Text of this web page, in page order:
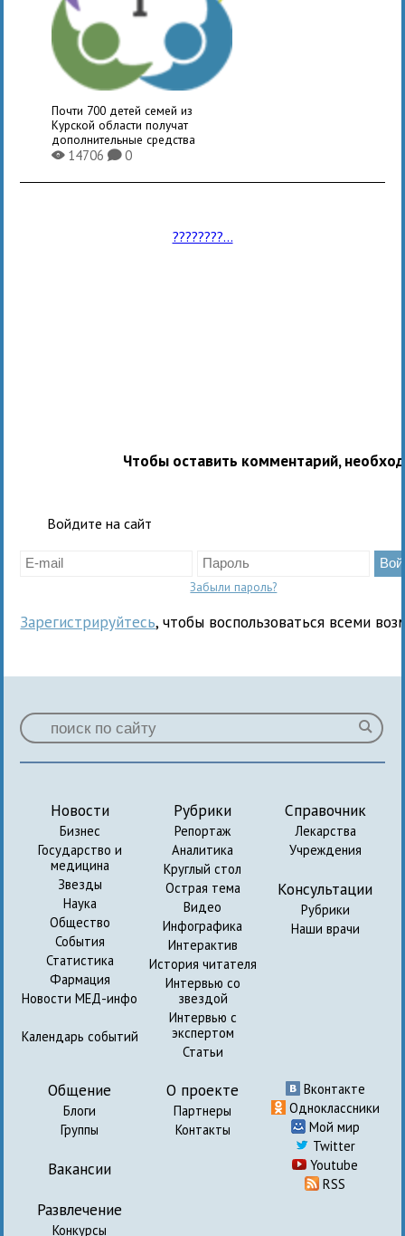
Почти 700 детей семей из
Курской области получат
дополнительные средства
X14706K0
????????...
Чтобы оставить комментарий,
Войдите на сайт
Забыли пароль?
Зарегистрируйтесь, чтобы воспользоваться всеми
Новости
Бизнес
Государство и
медицина
Звезды
Наука
Общество
События
Статистика
Фармация
Новости МЕД-инфо
Календарь событий
Рубрики
Репортаж
Аналитика
Круглый стол
Острая тема
Видео
Инфографика
Интерактив
История читателя
Интервью со
звездой
Интервью с
экспертом
Статьи
Справочник
Лекарства
Учреждения
Консультации
Рубрики
Наши врачи
Общение
Блоги
Группы
Вакансии
Развлечение
Конкурсы
О проекте
Партнеры
Контакты
Вконтакте
Одноклассники
Мой мир
Twitter
Youtube
RSS